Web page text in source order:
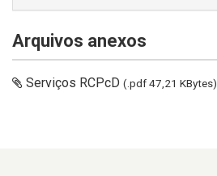
Arquivos anexos
Serviços RCPcD (.pdf 47,21 KBytes)